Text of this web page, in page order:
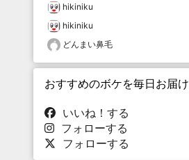
hikiniku
hikiniku
どんまい鼻毛
おすすめのボケを毎日お届け
いいね！する
フォローする
フォローする